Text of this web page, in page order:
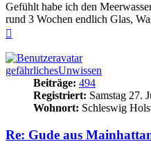
Gefühlt habe ich den
rund 3 Wochen endlich Glas,
gefährlichesUnwissen
Beiträge: 494
Registriert: Samstag 27.
Wohnort: Schleswig
Re: Gude aus